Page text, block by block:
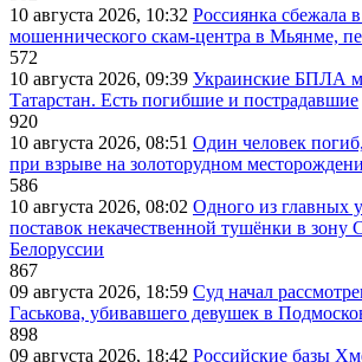
10 августа 2026, 10:32 Россиянка сбежала
мошеннического скам-центра в Мьянме,
572
10 августа 2026, 09:39 Украинские БПЛА
Татарстан. Есть погибшие и пострадавшие
920
10 августа 2026, 08:51 Один человек
при взрыве на золоторудном
586
10 августа 2026, 08:02 Одного из главных
поставок некачественной тушёнки в зону
Белоруссии
867
09 августа 2026, 18:59 Суд начал
Гаськова, убивавшего девушек в
898
09 августа 2026, 18:42 Российские базы